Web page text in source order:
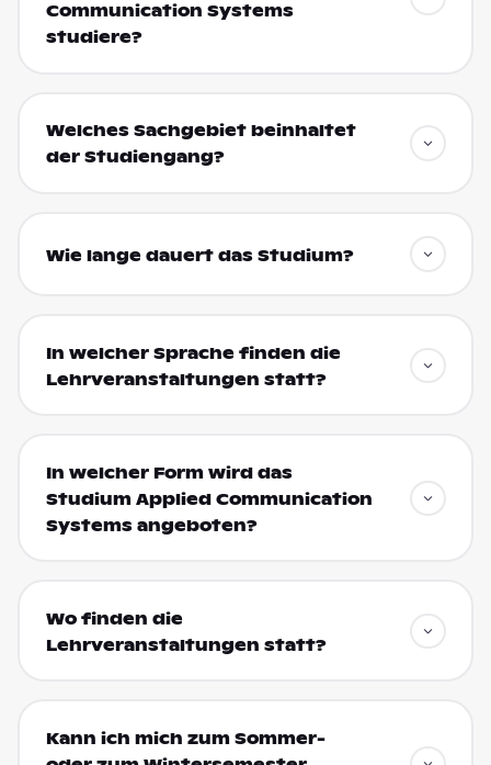
Communication Systems
studiere?
Welches Sachgebiet beinhaltet
der Studiengang?
Wie lange dauert das Studium?
In welcher Sprache finden die
Lehrveranstaltungen statt?
In welcher Form wird das
Studium Applied Communication
Systems angeboten?
Wo finden die
Lehrveranstaltungen statt?
Kann ich mich zum Sommer-